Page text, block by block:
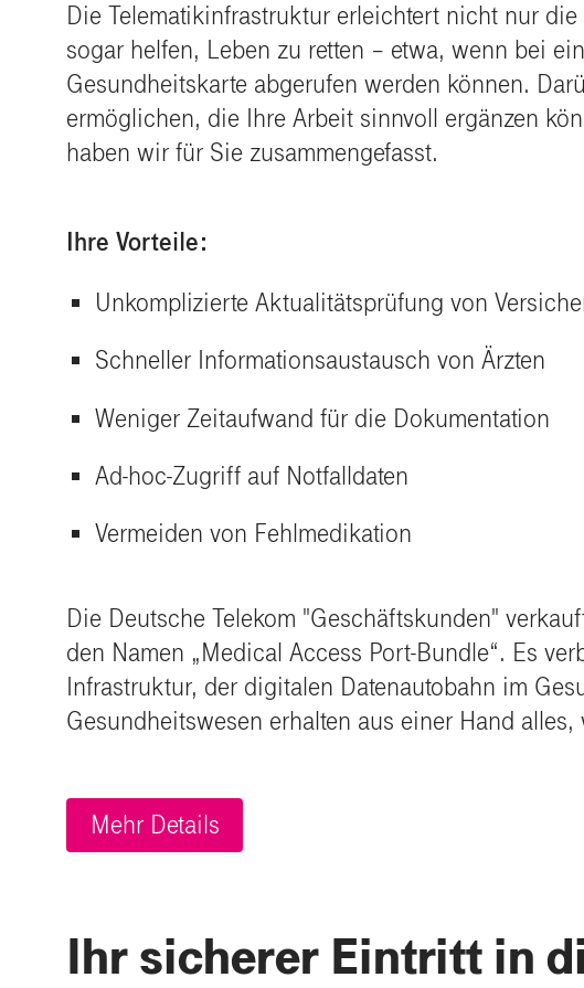
Die Telematikinfrastruktur erleichtert nicht nur
sogar helfen, Leben zu retten – etwa, wenn bei
Gesundheitskarte abgerufen werden können.
ermöglichen, die Ihre Arbeit sinnvoll ergänzen
haben wir für Sie zusammengefasst.
Ihre Vorteile:
Unkomplizierte Aktualitätsprüfung von
Schneller Informationsaustausch von Ärzten
Weniger Zeitaufwand für die Dokumentation
Ad-hoc-Zugriff auf Notfalldaten
Vermeiden von Fehlmedikation
Die Deutsche Telekom "Geschäftskunden"
den Namen „Medical Access Port-Bundle“. Es
Infrastruktur, der digitalen Datenautobahn im
Gesundheitswesen erhalten aus einer Hand
Mehr Details
Ihr sicherer Eintritt in